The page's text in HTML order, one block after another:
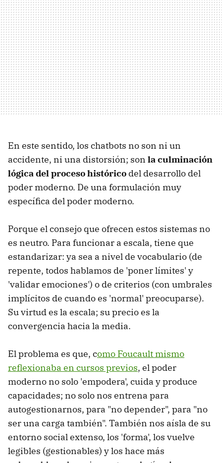
En este sentido, los chatbots no son ni un
accidente, ni una distorsión; son la culminación
lógica del proceso histórico del desarrollo del
poder moderno. De una formulación muy
específica del poder moderno.
Porque el consejo que ofrecen estos sistemas no
es neutro. Para funcionar a escala, tiene que
estandarizar: ya sea a nivel de vocabulario (de
repente, todos hablamos de 'poner límites' y
'validar emociones') o de criterios (con umbrales
implícitos de cuando es 'normal' preocuparse).
Su virtud es la escala; su precio es la
convergencia hacia la media.
El problema es que, como Foucault mismo
reflexionaba en cursos previos, el poder
moderno no solo 'empodera', cuida y produce
capacidades; no solo nos entrena para
autogestionarnos, para "no depender", para "no
ser una carga también". También nos aísla de su
entorno social extenso, los 'forma', los vuelve
legibles (gestionables) y los hace más